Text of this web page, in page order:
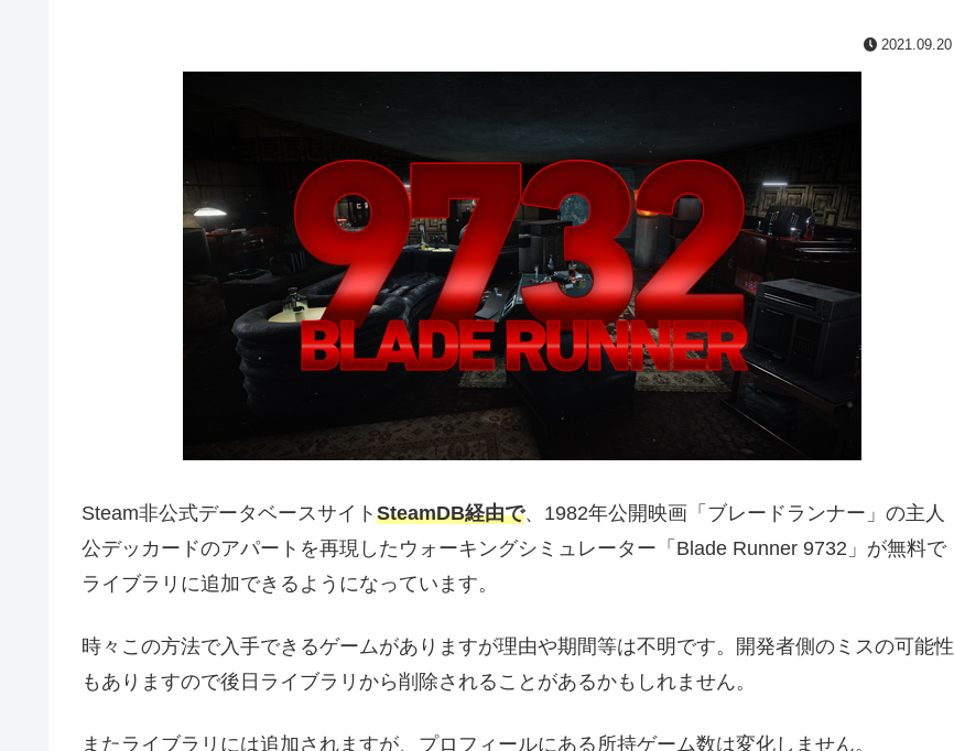
2021.09.20
Steam非公式データベースサイト SteamDB経由で、1982年公開映画「ブレードランナー」の主人
公デッカードのアパートを再現したウォーキングシミュレーター「Blade Runner 9732」が無料で
ライブラリに追加できるようになっています。
時々この方法で入手できるゲームがありますが理由や期間等は不明です。開発者側のミスの可能性
もありますので後日ライブラリから削除されることがあるかもしれません。
またライブラリには追加されますが、プロフィールにある所持ゲーム数は変化しません。